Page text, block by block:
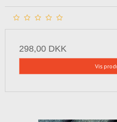
298,00 DKK
Vis